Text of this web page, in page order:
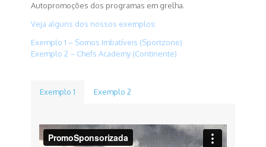
Autopromoções dos programas em grelha.
Veja alguns dos nossos exemplos:
Exemplo 1 – Somos Imbatíveis (Sportzone)
Exemplo 2 – Chefs Academy (Continente)
Exemplo 1 Exemplo 2